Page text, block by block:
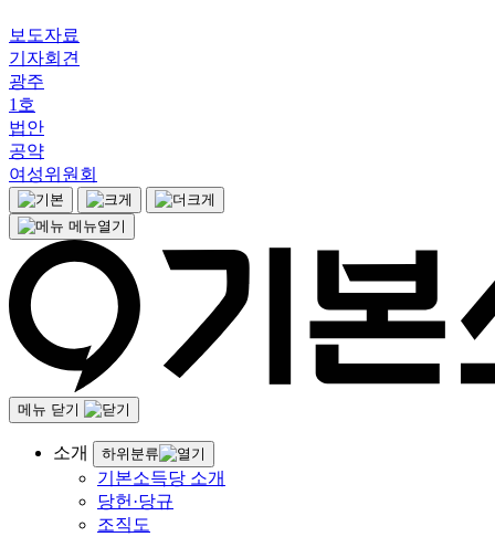
보도자료
기자회견
광주
1호
법안
공약
여성위원회
메뉴열기
메뉴 닫기
소개 하위분류
기본소득당 소개
당헌·당규
조직도